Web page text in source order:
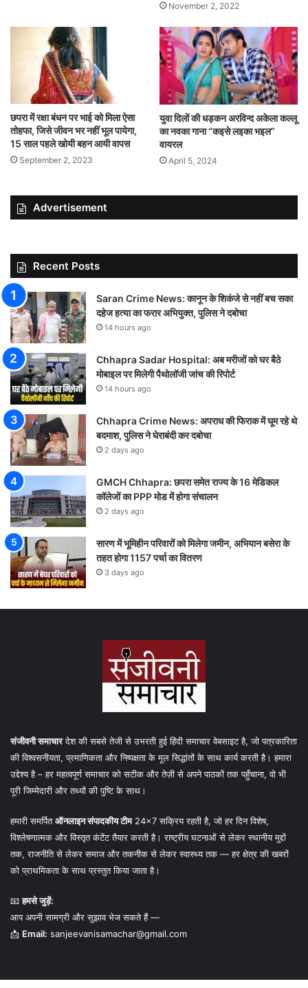
November 2, 2022
छपरा में रक्षा बंधन पर भाई को मिला ऐसा
तोहफा, जिसे जीवन भर नहीं भूल पायेगा,
15 साल पहले खोयी बहन आयी वापस
September 2, 2023
युवा दिलों की धड़कन अरविन्द अकेला कल्लू
का नवका गाना “कइसे लइका भइल”
वायरल
April 5, 2024
Advertisement
Recent Posts
Saran Crime News: कानून के शिकंजे से नहीं बच सका
दहेज हत्या का फरार अभियुक्त, पुलिस ने दबोचा
14 hours ago
Chhapra Sadar Hospital: अब मरीजों को घर बैठे
मोबाइल पर मिलेगी पैथोलॉजी जांच की रिपोर्ट
14 hours ago
Chhapra Crime News: अपराध की फिराक में घूम रहे थे
बदमाश, पुलिस ने घेराबंदी कर दबोचा
2 days ago
GMCH Chhapra: छपरा समेत राज्य के 16 मेडिकल
कॉलेजों का PPP मोड में होगा संचालन
2 days ago
सारण में भूमिहीन परिवारों को मिलेगा जमीन, अभियान बसेरा के
तहत होगा 1157 पर्चा का वितरण
3 days ago
संजीवनी समाचारदेश की सबसे तेजी से उभरती हुई हिंदी समाचार वेबसाइट है, जो पत्रकारिता
की विश्वसनीयता, प्रमाणिकता और निष्पक्षता के मूल सिद्धांतों के साथ कार्य करती है। हमारा
उद्देश्य है – हर महत्वपूर्ण समाचार को सटीक और तेज़ी से अपने पाठकों तक पहुँचाना, वो भी
पूरी जिम्मेदारी और तथ्यों की पुष्टि के साथ।
हमारी समर्पितऑनलाइन संपादकीय टीम24×7 सक्रिय रहती है, जो हर दिन विशेष,
विश्लेषणात्मक और विस्तृत कंटेंट तैयार करती है। राष्ट्रीय घटनाओं से लेकर स्थानीय मुद्दों
तक, राजनीति से लेकर समाज और तकनीक से लेकर स्वास्थ्य तक — हर क्षेत्र की खबरों
को प्राथमिकता के साथ प्रस्तुत किया जाता है।
📧हमसे जुड़ें:
आप अपनी सामग्री और सुझाव भेज सकते हैं —
📩 Email: sanjeevanisamachar@gmail.com